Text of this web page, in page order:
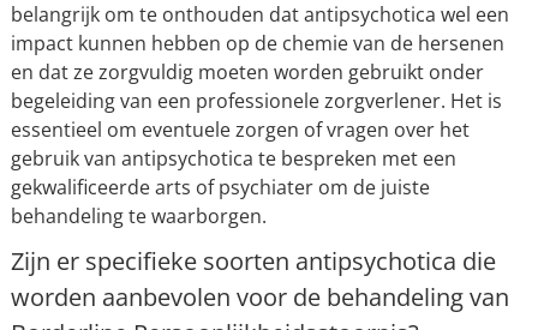
belangrijk om te onthouden dat antipsychotica wel een
impact kunnen hebben op de chemie van de hersenen
en dat ze zorgvuldig moeten worden gebruikt onder
begeleiding van een professionele zorgverlener. Het is
essentieel om eventuele zorgen of vragen over het
gebruik van antipsychotica te bespreken met een
gekwalificeerde arts of psychiater om de juiste
behandeling te waarborgen.
Zijn er specifieke soorten antipsychotica die
worden aanbevolen voor de behandeling van